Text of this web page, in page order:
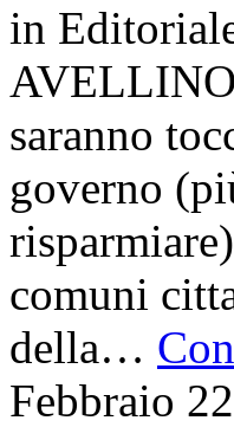
in
AVELLINO
saranno
governo
comuni
della…
Febbraio